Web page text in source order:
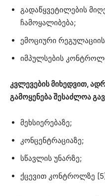
გადაწყვეტილების
ჩამოყალიბება;
ემოციური
იმპულსების
კვლევების მიხედვით,
გამოყენება შესაძლოა
მეხსიერებაზე;
კონცენტრაციაზე;
სწავლის უნარზე;
ქცევით კონტროლზე